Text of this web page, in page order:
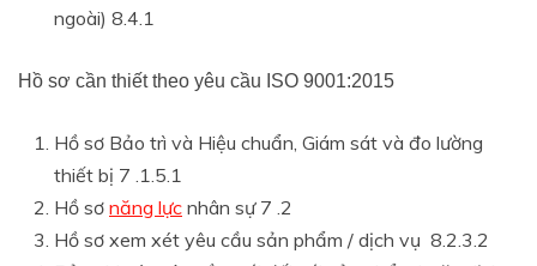
ngoài) 8.4.1
Hồ sơ cần thiết theo yêu cầu ISO 9001:2015
Hồ sơ Bảo trì và Hiệu chuẩn, Giám sát và đo lường
thiết bị 7 .1.5.1
Hồ sơ năng lực nhân sự 7 .2
Hồ sơ xem xét yêu cầu sản phẩm / dịch vụ 8.2.3.2